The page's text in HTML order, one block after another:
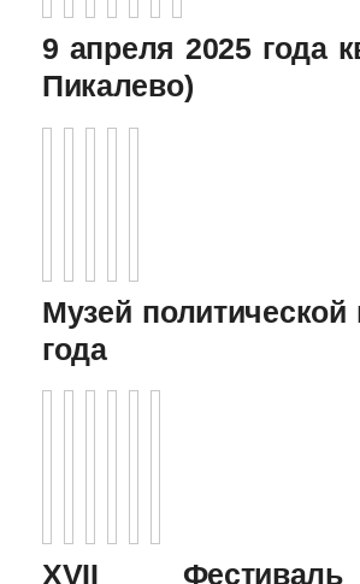
9 апреля 2025 года
Пикалево)
Музей
года
XVII